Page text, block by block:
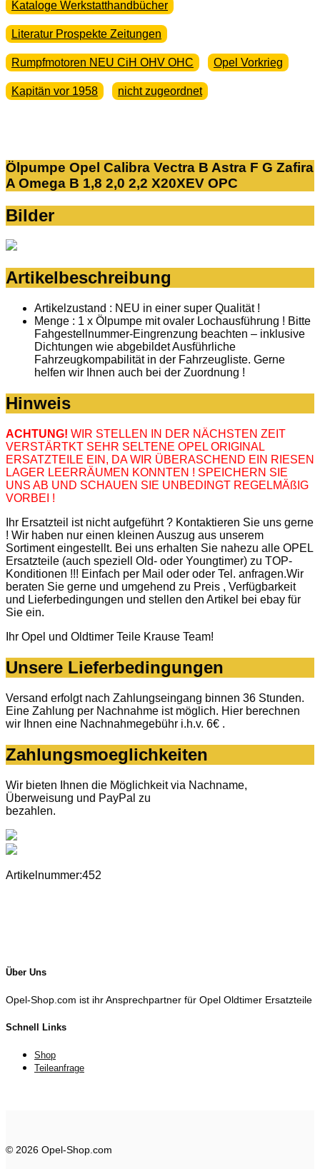
Kataloge Werkstatthandbücher
Literatur Prospekte Zeitungen
Rumpfmotoren NEU CiH OHV OHC Opel Vorkrieg
Kapitän vor 1958 nicht zugeordnet
Ölpumpe Opel Calibra Vectra B Astra F G Zafira
A Omega B 1,8 2,0 2,2 X20XEV OPC
Bilder
Artikelbeschreibung
Artikelzustand : NEU in einer super Qualität !
Menge : 1 x Ölpumpe mit ovaler Lochausführung ! Bitte
Fahgestellnummer-Eingrenzung beachten – inklusive
Dichtungen wie abgebildet Ausführliche
Fahrzeugkompabilität in der Fahrzeugliste. Gerne
helfen wir Ihnen auch bei der Zuordnung !
Hinweis
ACHTUNG! WIR STELLEN IN DER NÄCHSTEN ZEIT
VERSTÄRTKT SEHR SELTENE OPEL ORIGINAL
ERSATZTEILE EIN, DA WIR ÜBERASCHEND EIN RIESEN
LAGER LEERRÄUMEN KONNTEN ! SPEICHERN SIE
UNS AB UND SCHAUEN SIE UNBEDINGT REGELMÄßIG
VORBEI !
Ihr Ersatzteil ist nicht aufgeführt ? Kontaktieren Sie uns gerne
! Wir haben nur einen kleinen Auszug aus unserem
Sortiment eingestellt. Bei uns erhalten Sie nahezu alle OPEL
Ersatzteile (auch speziell Old- oder Youngtimer) zu TOP-
Konditionen !!! Einfach per Mail oder oder Tel. anfragen.Wir
beraten Sie gerne und umgehend zu Preis , Verfügbarkeit
und Lieferbedingungen und stellen den Artikel bei ebay für
Sie ein.
Ihr Opel und Oldtimer Teile Krause Team!
Unsere Lieferbedingungen
Versand erfolgt nach Zahlungseingang binnen 36 Stunden.
Eine Zahlung per Nachnahme ist möglich. Hier berechnen
wir Ihnen eine Nachnahmegebühr i.h.v. 6€ .
Zahlungsmoeglichkeiten
Wir bieten Ihnen die Möglichkeit via Nachname,
Überweisung und PayPal zu
bezahlen.
Artikelnummer:452
Über Uns
Opel-Shop.com ist ihr Ansprechpartner für Opel Oldtimer Ersatzteile
Schnell Links
Shop
Teileanfrage
© 2026 Opel-Shop.com